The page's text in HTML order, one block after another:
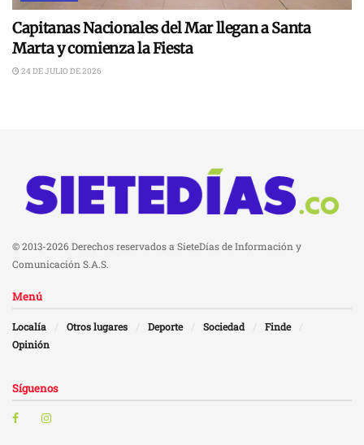
Capitanas Nacionales del Mar llegan a Santa
Marta y comienza la Fiesta
24 DE JULIO DE 2026
© 2013-2026 Derechos reservados a SieteDías de Información y
Comunicación S.A.S.
Menú
Localía Otros lugares Deporte Sociedad
Finde
Opinión
Síguenos